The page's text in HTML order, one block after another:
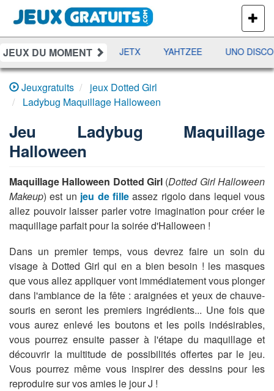
PLUS
DE
JEUX
JEUX DU MOMENT
DAMES RAMI JETX YAHTZEE UNO DISCO
Jeuxgratuits
jeux Dotted Girl
Ladybug Maquillage Halloween
Jeu Ladybug Maquillage
Halloween
Maquillage Halloween Dotted Girl (Dotted Girl Halloween
Makeup) est un jeu de fille assez rigolo dans lequel vous
allez pouvoir laisser parler votre imagination pour créer le
maquillage parfait pour la soirée d'Halloween !
Dans un premier temps, vous devrez faire un soin du
visage à Dotted Girl qui en a bien besoin ! les masques
que vous allez appliquer vont immédiatement vous plonger
dans l'ambiance de la fête : araignées et yeux de chauve-
souris en seront les premiers ingrédients... Une fois que
vous aurez enlevé les boutons et les poils indésirables,
vous pourrez ensuite passer à l'étape du maquillage et
découvrir la multitude de possibilités offertes par le jeu.
Vous pourrez même vous inspirer des dessins pour les
reproduire sur vos amies le jour J !